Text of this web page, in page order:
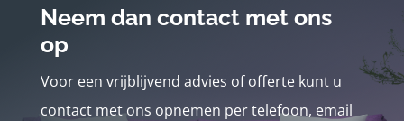
Neem dan contact met ons
op
Voor een vrijblijvend advies of offerte kunt u
contact met ons opnemen per telefoon, email